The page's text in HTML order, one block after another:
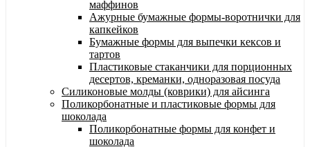
маффинов
Ажурные бумажные формы-воротнички для
капкейков
Бумажные формы для выпечки кексов и
тартов
Пластиковые стаканчики для порционных
десертов, креманки, одноразовая посуда
Силиконовые молды (коврики) для айсинга
Поликорбонатные и пластиковые формы для
шоколада
Поликорбонатные формы для конфет и
шоколада